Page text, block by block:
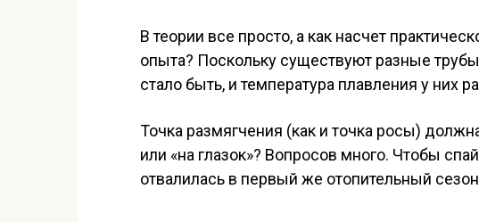
В теории все просто, а как насчет
опыта? Поскольку существуют разные
стало быть, и температура плавления у них
Точка размягчения (как и точка росы)
или «на глазок»? Вопросов много. Чтобы
отвалилась в первый же отопительный